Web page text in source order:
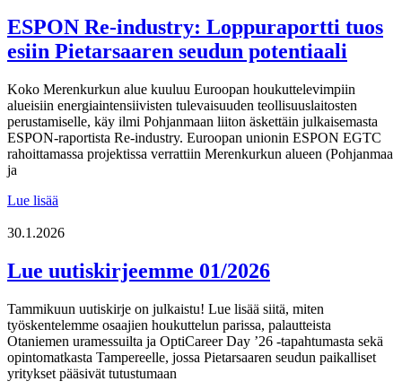
ESPON Re-industry: Loppuraportti tuos
esiin Pietarsaaren seudun potentiaali
Koko Merenkurkun alue kuuluu Euroopan houkuttelevimpiin
alueisiin energiaintensiivisten tulevaisuuden teollisuuslaitosten
perustamiselle, käy ilmi Pohjanmaan liiton äskettäin julkaisemasta
ESPON-raportista Re-industry. Euroopan unionin ESPON EGTC
rahoittamassa projektissa verrattiin Merenkurkun alueen (Pohjanmaa
ja
Lue lisää
industry:
tuos
esiin
seudun
potentiaali
30.1.2026
Lue uutiskirjeemme 01/2026
Tammikuun uutiskirje on julkaistu! Lue lisää siitä, miten
työskentelemme osaajien houkuttelun parissa, palautteista
Otaniemen uramessuilta ja OptiCareer Day ’26 -tapahtumasta sekä
opintomatkasta Tampereelle, jossa Pietarsaaren seudun paikalliset
yritykset pääsivät tutustumaan